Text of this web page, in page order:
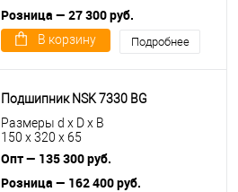
Розница — 27 300 руб.
В корзину Подробнее
Подшипник NSK 7330 BG
Размеры d x D x B
150 x 320 x 65
Опт — 135 300 руб.
Розница — 162 400 руб.